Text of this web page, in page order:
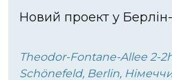
Новий проект у
Theodor-Fontane-Allee 2-
Schönefeld, Berlin,